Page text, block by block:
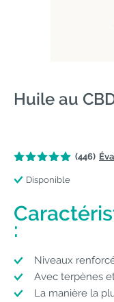
Huile au
(446)
Disponible
:
Niveaux
Avec terpènes
La manière la